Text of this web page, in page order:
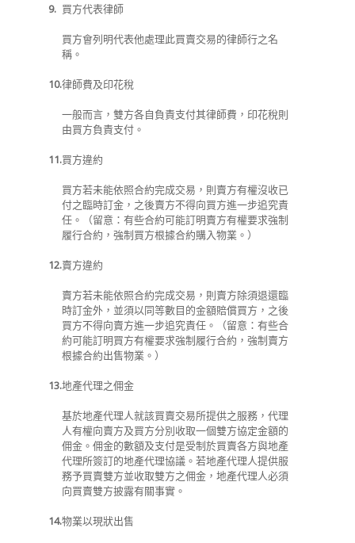
9. 買方代表律師
買方會列明代表他處理此買賣交易的律師行之名
稱。
10.律師費及印花稅
一般而言，雙方各自負責支付其律師費，印花稅則
由買方負責支付。
11.買方違約
買方若未能依照合約完成交易，則賣方有權沒收已
付之臨時訂金，之後賣方不得向買方進一步追究責
任。（留意：有些合約可能訂明賣方有權要求強制
履行合約，強制買方根據合約購入物業。）
12.賣方違約
賣方若未能依照合約完成交易，則賣方除須退還臨
時訂金外，並須以同等數目的金額賠償買方，之後
買方不得向賣方進一步追究責任。（留意：有些合
約可能訂明買方有權要求強制履行合約，強制賣方
根據合約出售物業。）
13.地產代理之佣金
基於地產代理人就該買賣交易所提供之服務，代理
人有權向賣方及買方分別收取一個雙方協定金額的
佣金。佣金的數額及支付是受制於買賣各方與地產
代理所簽訂的地產代理協議。若地產代理人提供服
務予買賣雙方並收取雙方之佣金，地產代理人必須
向買賣雙方披露有關事實。
14.物業以現狀出售